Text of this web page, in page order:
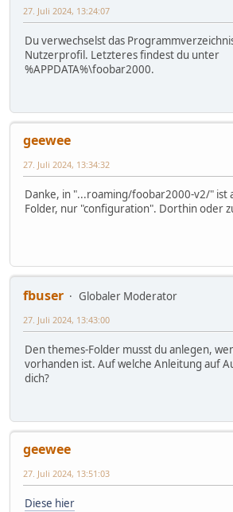
27. Juli 2024, 13:24:07
Du verwechselst das
Nutzerprofil. Letzteres findest du unter
%APPDATA%\foobar2000.
geewee
27. Juli 2024, 13:34:32
Danke, in "...roaming/foobar2000-v2/" ist
Folder, nur "configuration". Dorthin oder
fbuser
Globaler Moderator
27. Juli 2024, 13:43:00
Den themes-Folder musst du anlegen,
vorhanden ist. Auf welche Anleitung auf
dich?
geewee
27. Juli 2024, 13:51:03
Diese hier